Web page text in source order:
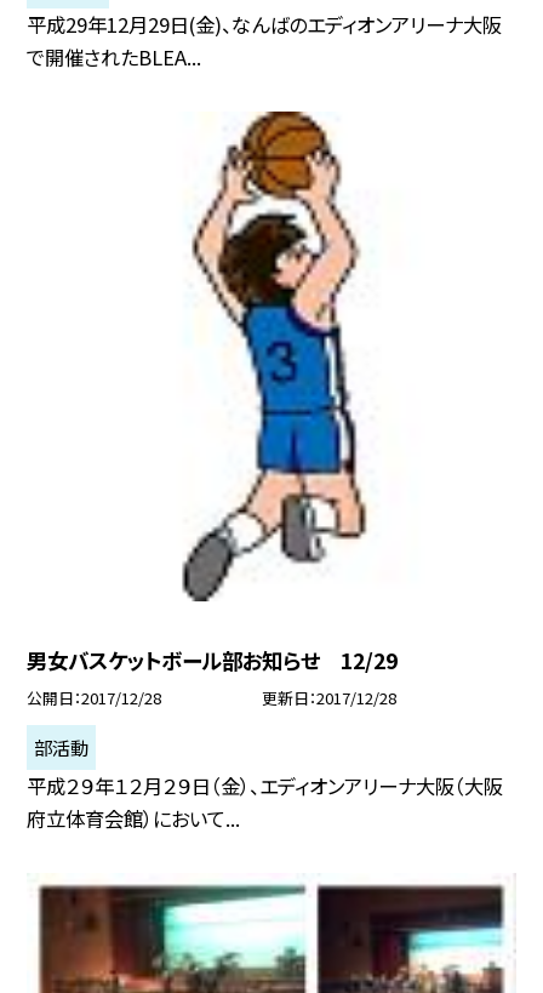
平成29年12月29日(金)、なんばのエディオンアリーナ大阪
で開催されたBLEA...
男女バスケットボール部お知らせ 12/29
公開日 2017/12/28 更新日 2017/12/28
部活動
平成２９年１２月２９日（金）、エディオンアリーナ大阪（大阪
府立体育会館）において...